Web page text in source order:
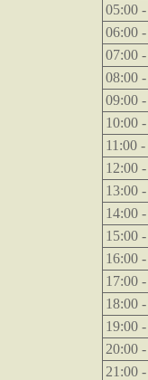
05:00
06:00
07:00
08:00
09:00
10:00
11:00
12:00
13:00
14:00
15:00
16:00
17:00
18:00
19:00
20:00
21:00